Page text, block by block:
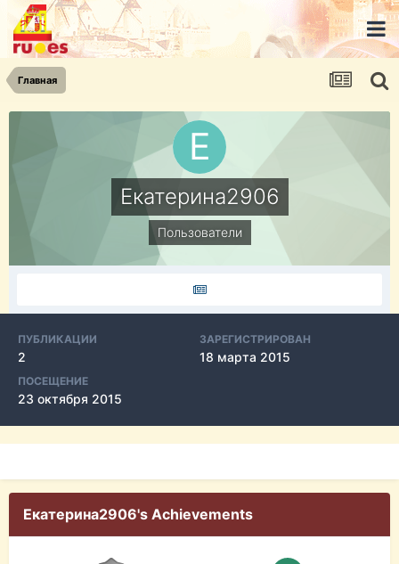
Главная
Екатерина2906
Пользователи
ПУБЛИКАЦИИ
2
ЗАРЕГИСТРИРОВАН
18 марта 2015
ПОСЕЩЕНИЕ
23 октября 2015
Екатерина2906's Achievements